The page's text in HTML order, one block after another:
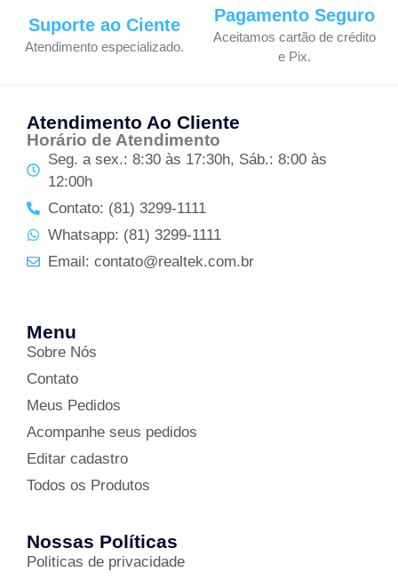
Suporte ao Ciente
Atendimento especializado.
Pagamento Seguro
Aceitamos cartão de crédito
e Pix.
Atendimento Ao Cliente
Horário de Atendimento
Seg. a sex.: 8:30 às 17:30h, Sáb.: 8:00 às
12:00h
Contato: (81) 3299-1111
Whatsapp: (81) 3299-1111
Email: contato@realtek.com.br
Menu
Sobre Nós
Contato
Meus Pedidos
Acompanhe seus pedidos
Editar cadastro
Todos os Produtos
Nossas Políticas
Politicas de privacidade